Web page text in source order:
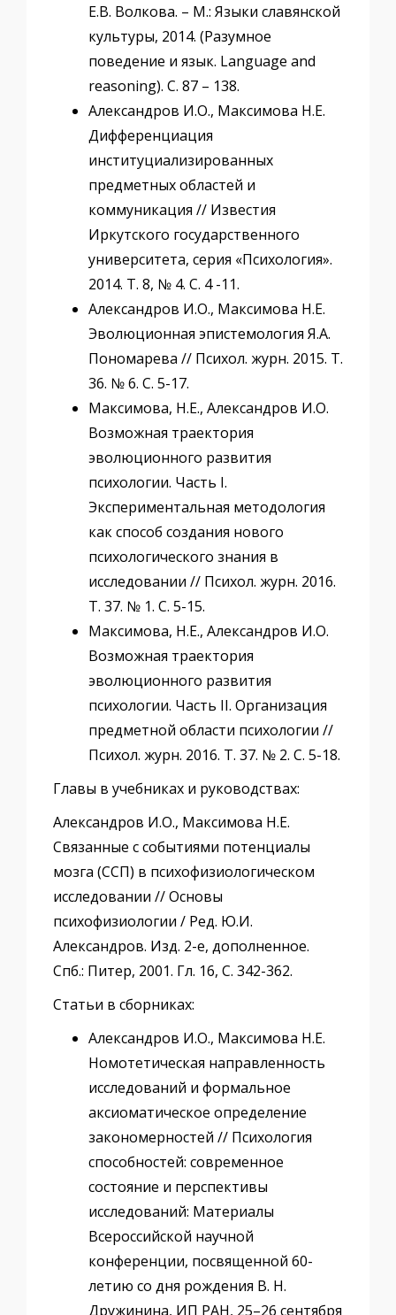
Е.В. Волкова. – М.: Языки славянской
культуры, 2014. (Разумное
поведение и язык. Language and
reasoning). С. 87 – 138.
Александров И.О., Максимова Н.Е.
Дифференциация
институциализированных
предметных областей и
коммуникация // Известия
Иркутского государственного
университета, серия «Психология».
2014. Т. 8, № 4. C. 4 -11.
Александров И.О., Максимова Н.Е.
Эволюционная эпистемология Я.А.
Пономарева // Психол. журн. 2015. Т.
36. № 6. С. 5-17.
Максимова, Н.Е., Александров И.О.
Возможная траектория
эволюционного развития
психологии. Часть I.
Экспериментальная методология
как способ создания нового
психологического знания в
исследовании // Психол. журн. 2016.
Т. 37. № 1. С. 5-15.
Максимова, Н.Е., Александров И.О.
Возможная траектория
эволюционного развития
психологии. Часть II. Организация
предметной области психологии //
Психол. журн. 2016. Т. 37. № 2. С. 5-18.
Главы в учебниках и руководствах:
Александров И.О., Максимова Н.Е.
Связанные с событиями потенциалы
мозга (ССП) в психофизиологическом
исследовании // Основы
психофизиологии / Ред. Ю.И.
Александров. Изд. 2-е, дополненное.
Спб.: Питер, 2001. Гл. 16, С. 342-362.
Статьи в сборниках:
Александров И.О., Максимова Н.Е.
Номотетическая направленность
исследований и формальное
аксиоматическое определение
закономерностей // Психология
способностей: современное
состояние и перспективы
исследований: Материалы
Всероссийской научной
конференции, посвященной 60-
летию со дня рождения В. Н.
Дружинина, ИП РАН, 25–26 сентября